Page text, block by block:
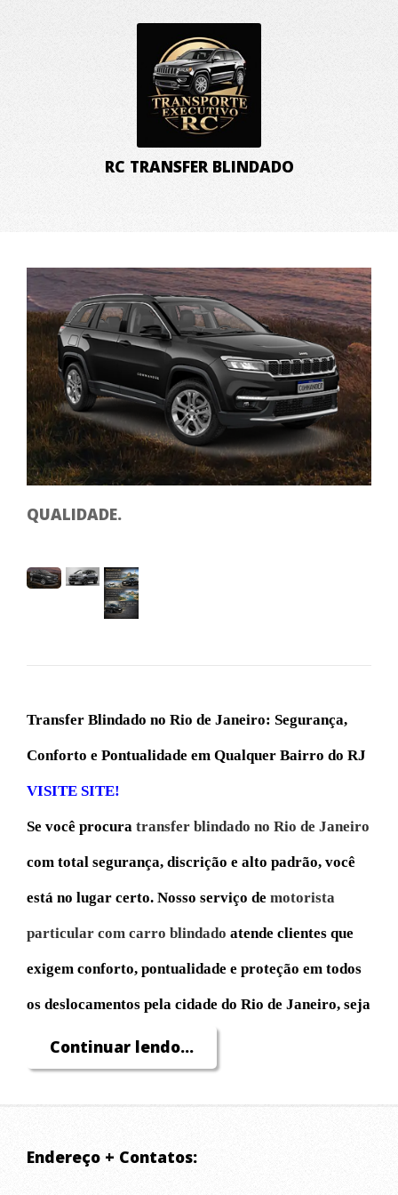
RC TRANSFER BLINDADO
QUALIDADE.
Transfer Blindado no Rio de Janeiro: Segurança,
Conforto e Pontualidade em Qualquer Bairro do RJ
VISITE SITE!
Se você procura transfer blindado no Rio de Janeiro
com total segurança, discrição e alto padrão, você
está no lugar certo. Nosso serviço de motorista
particular com carro blindado atende clientes que
exigem conforto, pontualidade e proteção em todos
os deslocamentos pela cidade do Rio de Janeiro, seja
para compromissos profissionais, turismo, eventos
ou necessidades pessoais.
Continuar lendo...
Endereço + Contatos: